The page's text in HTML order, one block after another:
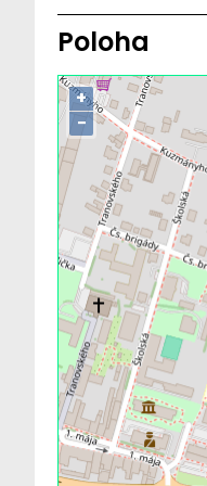
Poloha
+
−